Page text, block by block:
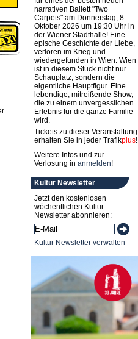
narrativen Ballett "Two
Carpets" am Donnerstag, 8.
Oktober 2026 um 19:30 Uhr in
der Wiener Stadthalle! Eine
epische Geschichte der Liebe,
verloren im Krieg und
wiedergefunden in Wien. Wien
ist in diesem Stück nicht nur
Schauplatz, sondern die
eigentliche Hauptfigur. Eine
lebendige, mitreißende Show,
die zu einem unvergesslichen
Erlebnis für die ganze Familie
wird.
Tickets zu dieser Veranstaltung
erhalten Sie in jeder Trafikplus!
Weitere Infos und zur
Verlosung in anmelden!
Kultur Newsletter
Jetzt den kostenlosen
wöchentlichen Kultur
Newsletter abonnieren:
Kultur Newsletter verwalten